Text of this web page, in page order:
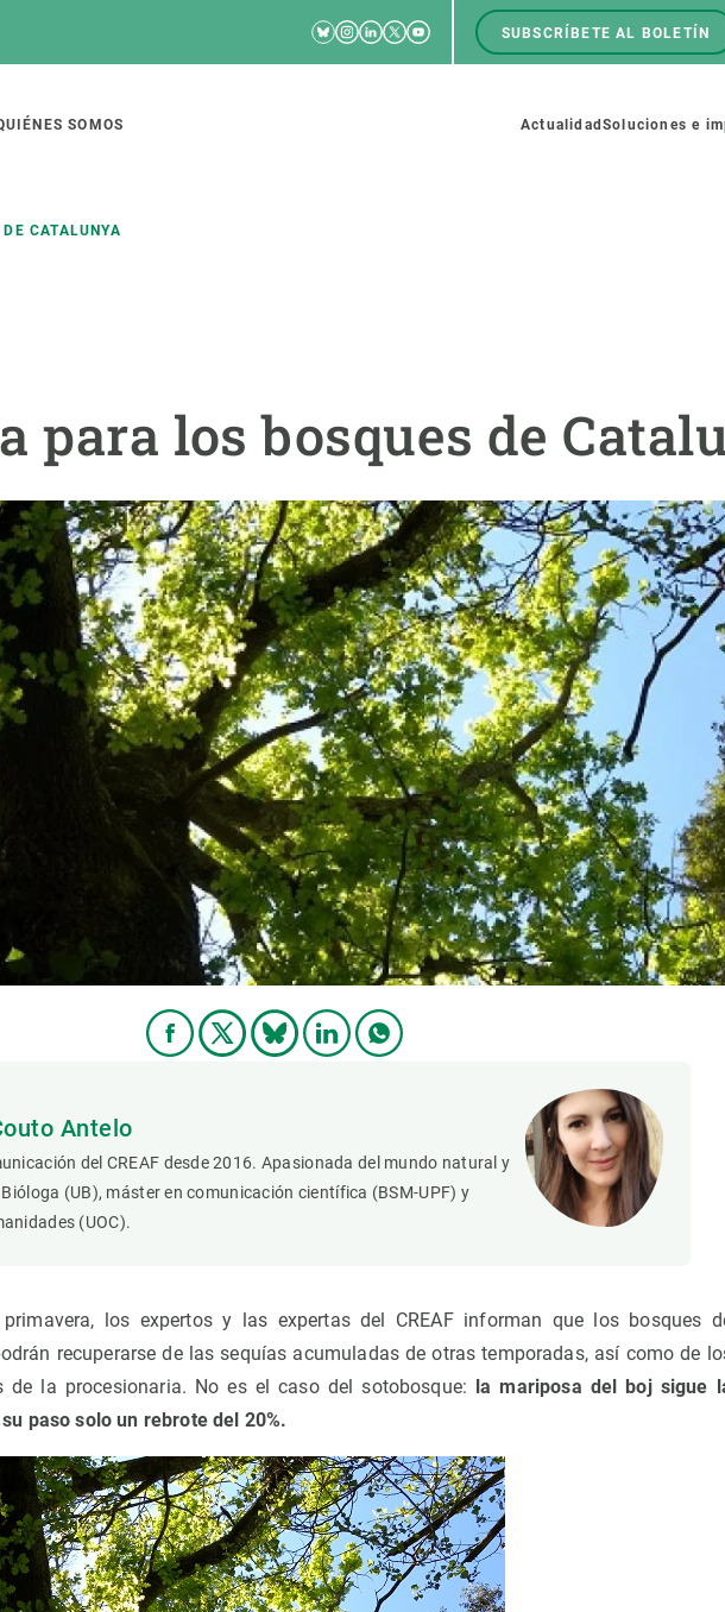
RRSS
Bluesky
Instagram
Linkedin
TwitterYoutube
Menú
top
SUBSCRÍBETE AL BOLETÍN
SOMOS
Menú
Actualidad Soluciones e
CATALUNYA
para los bosques de
Antelo
del CREAF desde 2016. Apasionada del mundo natural y
(UB), máster en comunicación científica (BSM-UPF) y
(UOC).
los expertos y las expertas del CREAF informan que los bosques
recuperarse de las sequías acumuladas de otras temporadas, así como de
de la procesionaria. No es el caso del sotobosque: la mariposa del boj sigue
paso solo un rebrote del 20%.
global
de ecosistemas
de la Tierra
transversales
Actions
Soluciones
Política y gestión
Servicios técnicos
Estrategia de Recursos Humanos
Pide tu MSCA-PF
Pide tu beca ERC
Programa de másteres y
Visitante o sabático
Un lugar donde crecer
Desarrollo de carrera
Seminarios y actividades
Te ofrecemos formación